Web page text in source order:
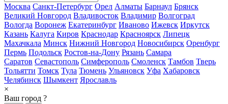
Москва Санкт-Петербург Орел Алматы Барнаул Брянск
Великий Новгород Владивосток Владимир Волгоград
Вологда Воронеж Екатеринбург Иваново Ижевск Иркутск
Казань Калуга Киров Краснодар Красноярск Липецк
Махачкала Минск Нижний Новгород Новосибирск Оренбург
Пермь Подольск Ростов-на-Дону Рязань Самара
Саратов Севастополь Симферополь Смоленск Тамбов Тверь
Тольятти Томск Тула Тюмень Ульяновск Уфа Хабаровск
Челябинск Шымкент Ярославль
×
Ваш город ?